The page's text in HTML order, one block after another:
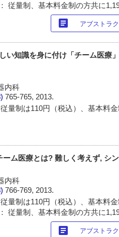
従量制、基本料金制の方共に
article アブストラ
い知識を身に付け「チーム医療
内科
765-765, 2013.
量制は110円（税込）、基本料
ム医療とは? 難しく考えず, シ
内科
766-769, 2013.
量制は110円（税込）、基本料
従量制、基本料金制の方共に
article アブストラ